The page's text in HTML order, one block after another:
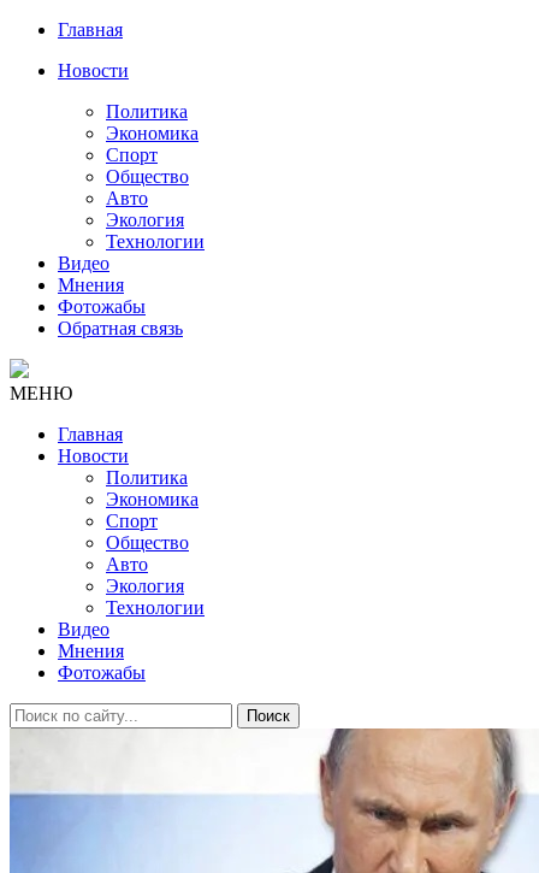
Главная
Новости
Политика
Экономика
Спорт
Общество
Авто
Экология
Технологии
Видео
Мнения
Фотожабы
Обратная связь
МЕНЮ
Главная
Новости
Политика
Экономика
Спорт
Общество
Авто
Экология
Технологии
Видео
Мнения
Фотожабы
Поиск